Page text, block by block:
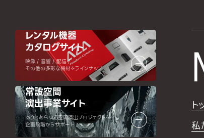
レンタル機器
カタログサイト
映像 / 音響 / 配信 /
その他の多彩な機材をラインナップ
常設空間
演出事業サイト
ありとあらゆる空間演出プロジェクトを
企画段階からサポート
ト
私